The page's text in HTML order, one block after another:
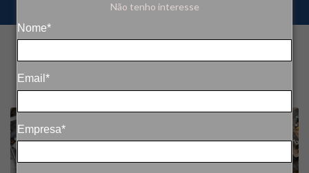
Não tenho interesse
Nome*
Email*
Empresa*